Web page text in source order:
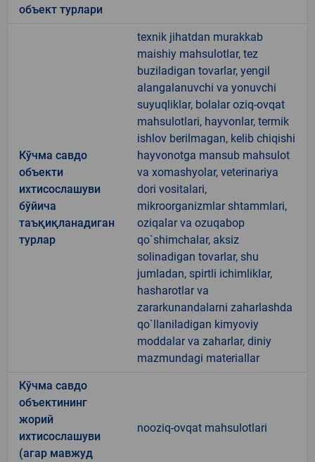
объект турлари
Кўчма савдо
объекти
ихтисослашуви
бўйича
таъқиқланадиган
турлар
texnik jihatdan murakkab
maishiy mahsulotlar, tez
buziladigan tovarlar, yengil
alangalanuvchi va yonuvchi
suyuqliklar, bolalar oziq-ovqat
mahsulotlari, hayvonlar, termik
ishlov berilmagan, kelib chiqishi
hayvonotga mansub mahsulot
va xomashyolar, veterinariya
dori vositalari,
mikroorganizmlar shtammlari,
oziqalar va ozuqabop
qo`shimchalar, aksiz
solinadigan tovarlar, shu
jumladan, spirtli ichimliklar,
hasharotlar va
zararkunandalarni zaharlashda
qo`llaniladigan kimyoviy
moddalar va zaharlar, diniy
mazmundagi materiallar
Кўчма савдо
объектининг
жорий
ихтисослашуви
(агар мавжуд
nooziq-ovqat mahsulotlari